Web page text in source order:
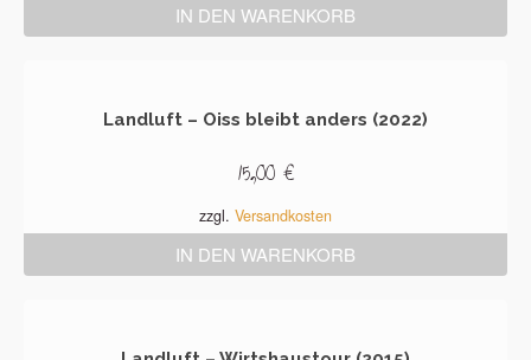
IN DEN WARENKORB
Landluft – Oiss bleibt anders (2022)
15,00 €
zzgl. Versandkosten
IN DEN WARENKORB